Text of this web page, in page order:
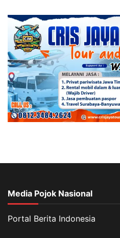
Media Pojok Nasional
Portal Berita Indonesia